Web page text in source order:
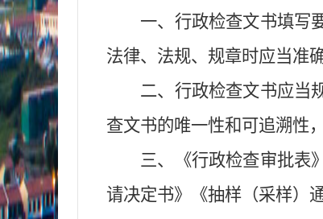
一、行政检查文书填写
法律、法规、规章时应当准
二、行政检查文书应当
查文书的唯一性和可追溯性，
三、《行政检查审批表
请决定书》 《抽样（采样）